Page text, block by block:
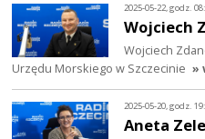
2025-05-22, godz.
Wojciech
Wojciech
Urzędu Morskiego w Szczecinie »
2025-05-20, godz.
Aneta